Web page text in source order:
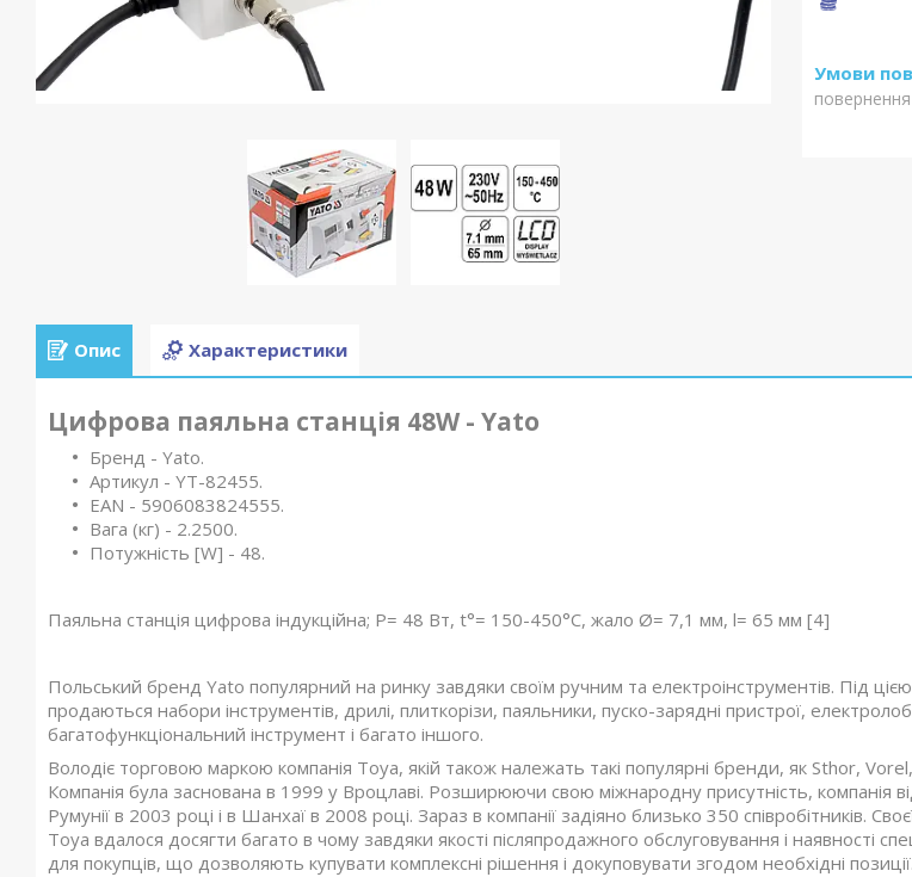
Опис Характеристики
Цифрова паяльна станція 48W - Yato
Бренд - Yato.
Артикул - YT-82455.
EAN - 5906083824555.
Вага (кг) - 2.2500.
Потужність [W] - 48.
Паяльна станція цифрова індукційна; Р= 48 Вт, t°= 150-450°С, жало Ø= 7,1 мм, l= 65 мм [4]
Польський бренд Yato популярний на ринку завдяки своїм ручним та електроінструментів. Під
продаються набори інструментів, дрилі, плиткорізи, паяльники, пуско-зарядні пристрої,
багатофункціональний інструмент і багато іншого.
Володіє торговою маркою компанія Toya, якій також належать такі популярні бренди, як Sthor,
Компанія була заснована в 1999 у Вроцлаві. Розширюючи свою міжнародну присутність, компанія
Румунії в 2003 році і в Шанхаї в 2008 році. Зараз в компанії задіяно близько 350 співробітників.
Toya вдалося досягти багато в чому завдяки якості післяпродажного обслуговування і наявності
для покупців, що дозволяють купувати комплексні рішення і докуповувати згодом необхідні позиції.